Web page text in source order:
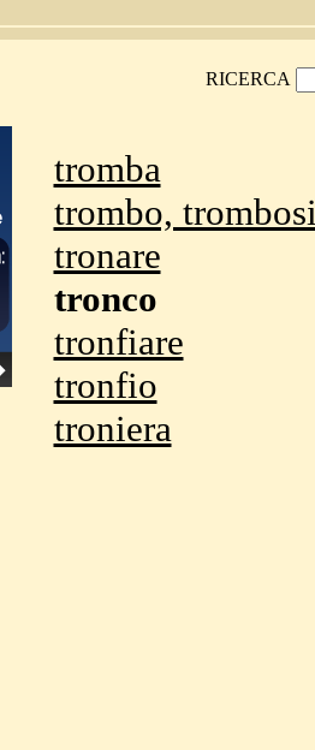
RICERCA
tromba
trombo,
tronare
tronco
tronfiare
tronfio
troniera